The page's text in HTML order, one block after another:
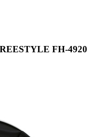
FH-4920